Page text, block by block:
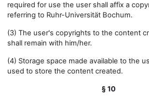
required for use the user shall affix a
referring to Ruhr-Universität Bochum.
(3) The user's copyrights to the content
shall remain with him/her.
(4) Storage space made available to the
used to store the content created.
§ 10